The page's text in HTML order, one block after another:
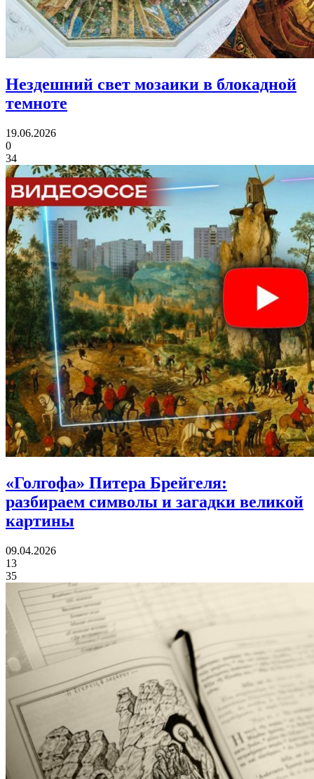
Нездешний свет мозаики в блокадной
темноте
19.06.2026
0
34
«Голгофа» Питера Брейгеля:
разбираем символы и загадки великой
картины
09.04.2026
13
35